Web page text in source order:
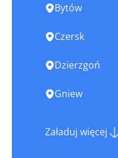
Bytów
Czersk
Dzierzgoń
Gniew
Załaduj więcej